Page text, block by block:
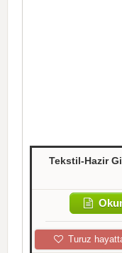
Tekstil-Hazir
Turuz